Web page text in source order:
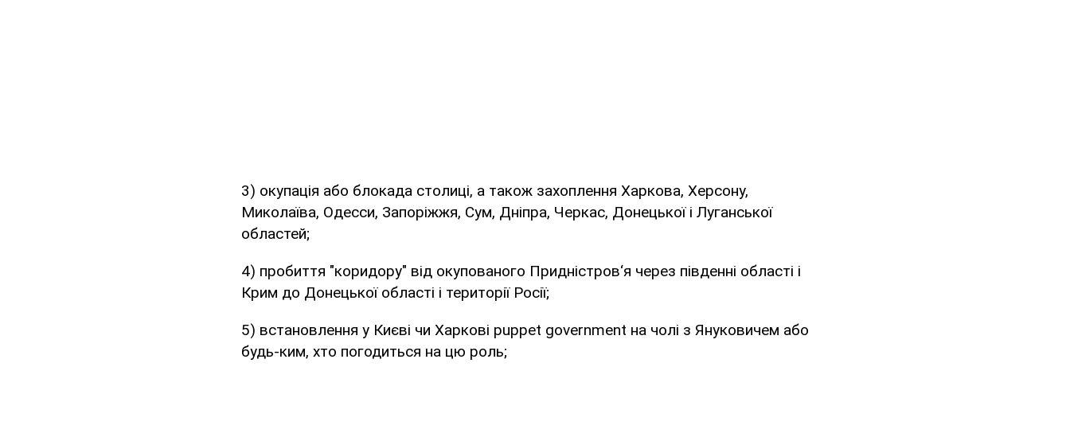
3) окупація або блокада столиці, а також захоплення Харкова, Херсону,
Миколаїва, Одесси, Запоріжжя, Сум, Дніпра, Черкас, Донецької і Луганської
областей;
4) пробиття "коридору" від окупованого Придністров‘я через південні області і
Крим до Донецької області і території Росії;
5) встановлення у Києві чи Харкові puppet government на чолі з Януковичем або
будь-ким, хто погодиться на цю роль;